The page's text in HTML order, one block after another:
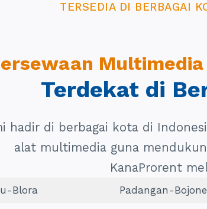
TERSEDIA DI BERBAGAI
Terdekat di
hadir di berbagai kota di
alat multimedia guna
KanaProrent
Blora Padangan-